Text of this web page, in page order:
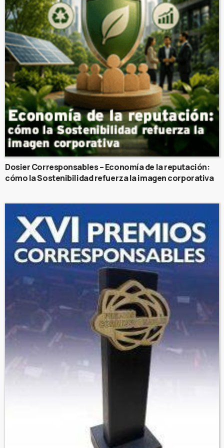
Dosier Corresponsables – Economía de la reputación:
cómo la Sostenibilidad refuerza la imagen corporativa